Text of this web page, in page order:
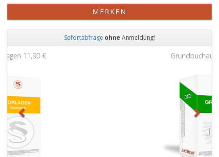
MERKEN
Sofortabfrage ohne Anmeldung!
Zurück